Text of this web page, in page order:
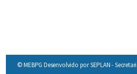
© MEBPG Desenvolvido por SEPLAN -